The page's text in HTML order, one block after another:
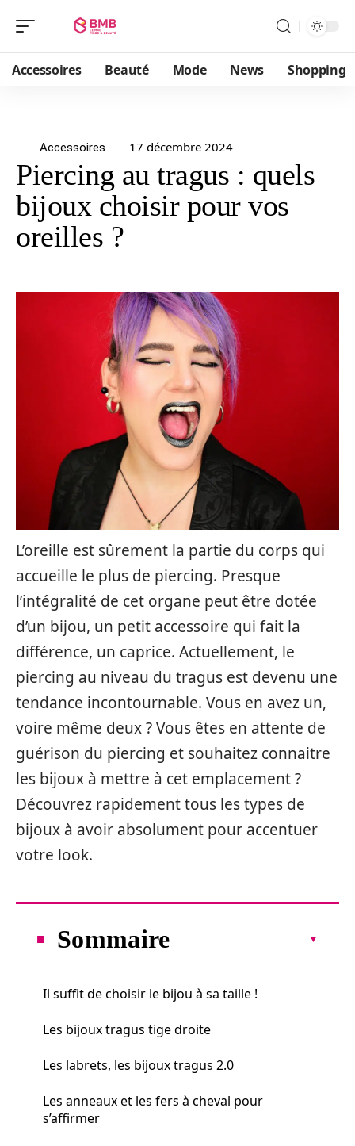
Accessoires Beauté Mode News Shopping
Accessoires 17 décembre 2024
Piercing au tragus : quels
bijoux choisir pour vos
oreilles ?
L’oreille est sûrement la partie du corps qui
accueille le plus de piercing. Presque
l’intégralité de cet organe peut être dotée
d’un bijou, un petit accessoire qui fait la
différence, un caprice. Actuellement, le
piercing au niveau du tragus est devenu une
tendance incontournable. Vous en avez un,
voire même deux ? Vous êtes en attente de
guérison du piercing et souhaitez connaitre
les bijoux à mettre à cet emplacement ?
Découvrez rapidement tous les types de
bijoux à avoir absolument pour accentuer
votre look.
Sommaire
Il suffit de choisir le bijou à sa taille !
Les bijoux tragus tige droite
Les labrets, les bijoux tragus 2.0
Les anneaux et les fers à cheval pour
s’affirmer